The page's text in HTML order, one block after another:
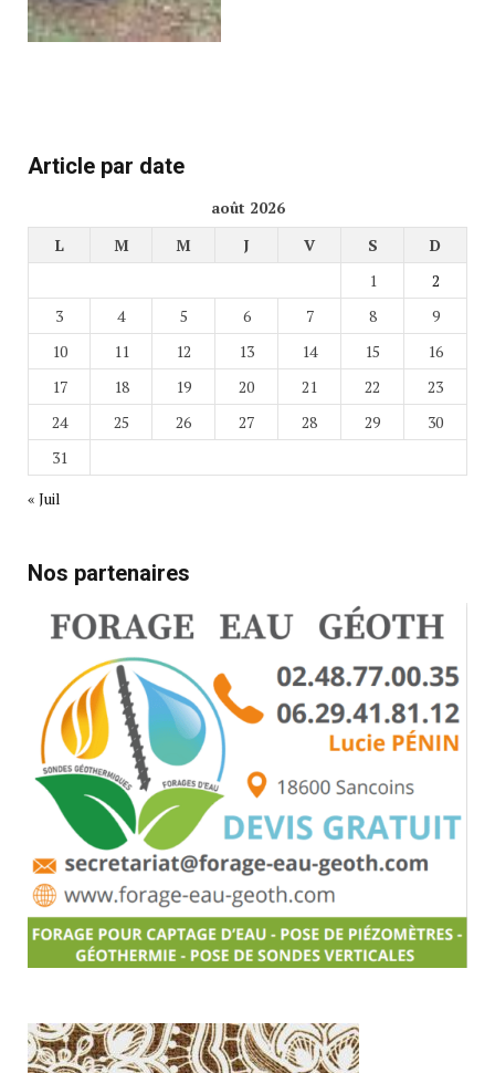
Article par date
août 2026
L
M M J V S
D
1
2
3
4 5 6 7 8
9
10
11 12 13 14 15
16
17
18 19 20 21 22
23
24
25 26 27 28 29
30
31
« Juil
Nos partenaires